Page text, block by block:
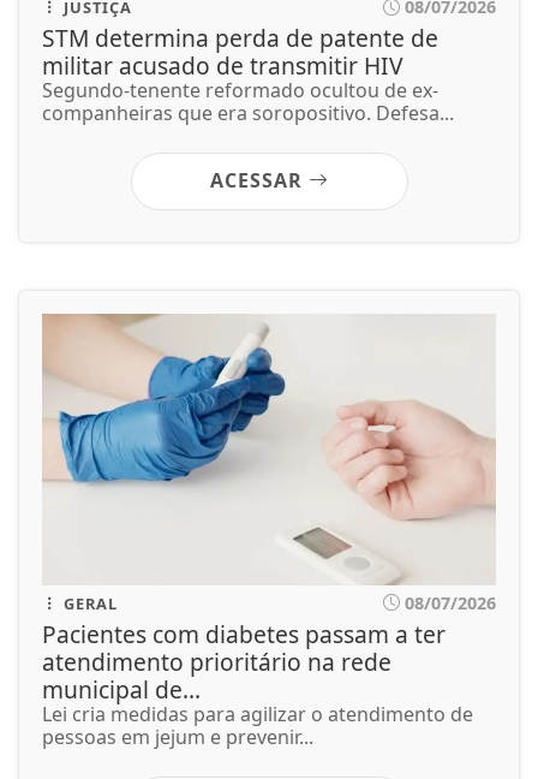
JUSTIÇA 08/07/2026
STM determina perda de patente de
militar acusado de transmitir HIV
Segundo-tenente reformado ocultou de ex-
companheiras que era soropositivo. Defesa...
ACESSAR
GERAL 08/07/2026
Pacientes com diabetes passam a ter
atendimento prioritário na rede
municipal de...
Lei cria medidas para agilizar o atendimento de
pessoas em jejum e prevenir...